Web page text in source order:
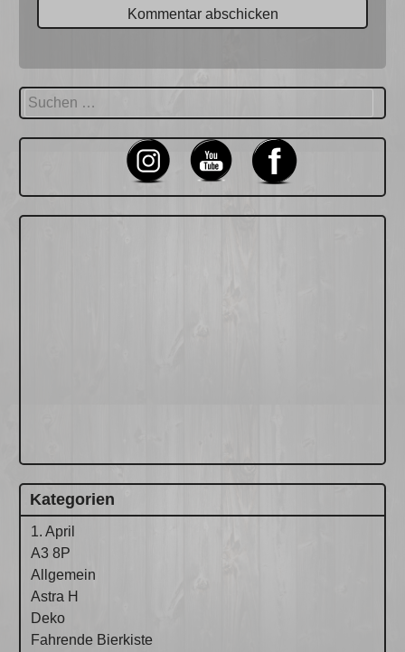
Suchen
nach:
Kategorien
1. April
A3 8P
Allgemein
Astra H
Deko
Fahrende Bierkiste